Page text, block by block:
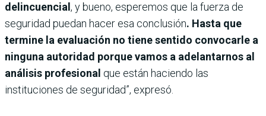
delincuencial , y bueno, esperemos que la fuerza de
seguridad puedan hacer esa conclusión. Hasta que
termine la evaluación no tiene sentido convocarle a
ninguna autoridad porque vamos a adelantarnos al
análisis profesional que están haciendo las
instituciones de seguridad”, expresó.